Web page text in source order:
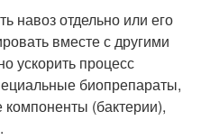
навоз отдельно или его
вместе с другими
ускорить процесс
биопрепараты,
(бактерии),